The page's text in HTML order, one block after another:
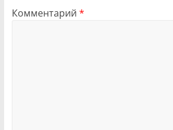
Комментарий *